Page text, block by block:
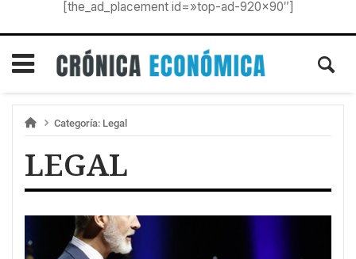
[the_ad_placement id=»top-ad-920×90″]
Categoría: Legal
LEGAL